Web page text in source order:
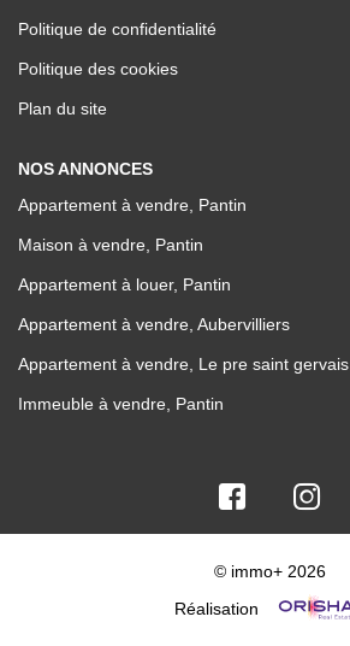
Politique de confidentialité
Politique des cookies
Plan du site
NOS ANNONCES
Appartement à vendre, Pantin
Maison à vendre, Pantin
Appartement à louer, Pantin
Appartement à vendre, Aubervilliers
Appartement à vendre, Le pre saint gervais
Immeuble à vendre, Pantin
© immo+ 2026
Réalisation